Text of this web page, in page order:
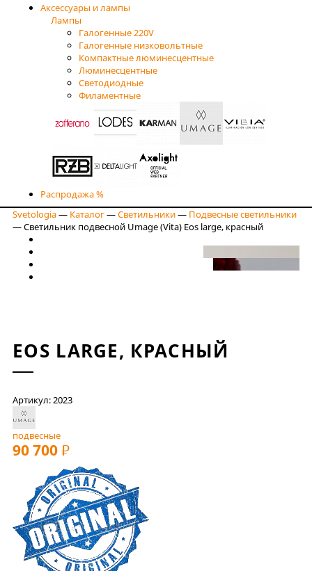
Аксессуары и лампы
Лампы
Галогенные 220V
Галогенные низковольтные
Компактные люминесцентные
Люминесцентные
Светодиодные
Филаментные
Распродажа %
Svetologia— Каталог—Светильники— Подвесные светильники
—Светильник подвесной Umage (Vita) Eos large, красный
EOS LARGE, КРАСНЫЙ
Артикул: 2023
подвесные
90 700 РУБ